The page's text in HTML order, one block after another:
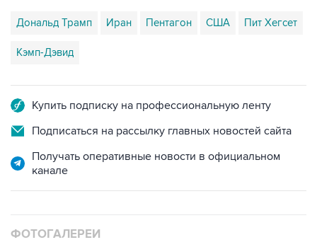
Дональд Трамп Иран Пентагон США Пит Хегсет
Кэмп-Дэвид
Купить подписку на профессиональную ленту
Подписаться на рассылку главных новостей сайта
Получать оперативные новости в официальном
канале
ФОТОГАЛЕРЕИ